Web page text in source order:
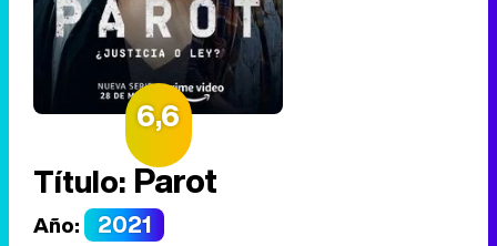
6,6
Título: Parot
Año: 2021